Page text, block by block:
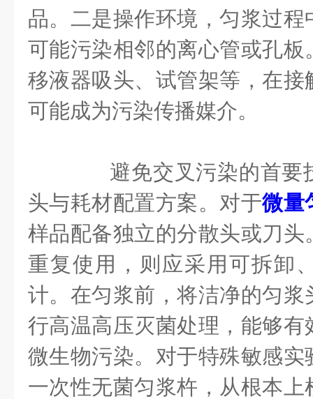
品。二是操作环境，匀浆过
可能污染相邻的离心管或孔
移液器吸头、试管架等，在
可能成为污染传播媒介。
避免交叉污染的首要
头与耗材配置方案。对于微量
样品配备独立的分散头或刀
重复使用，则应采用可拆卸
计。在匀浆前，将洁净的匀
行高温高压灭菌处理，能够
微生物污染。对于特殊敏感
一次性无菌匀浆杵，从根本